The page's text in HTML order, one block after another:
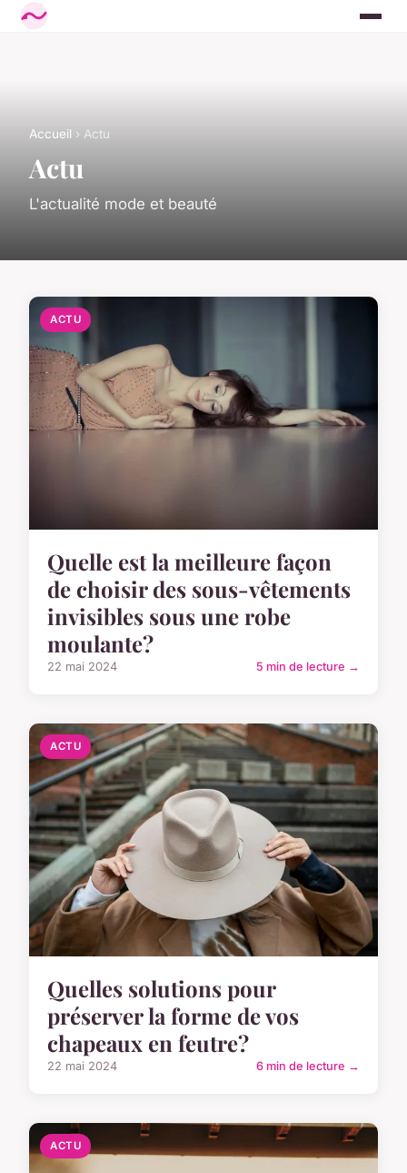
Accueil › Actu
Actu
L'actualité mode et beauté
ACTU
Quelle est la meilleure façon
de choisir des sous-vêtements
invisibles sous une robe
moulante?
22 mai 2024 5 min de lecture →
ACTU
Quelles solutions pour
préserver la forme de vos
chapeaux en feutre?
22 mai 2024 6 min de lecture →
ACTU